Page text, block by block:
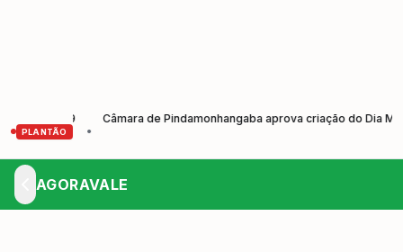
PLANTÃO
•
Câmara de Pindamonhangaba aprova criação do Dia
AGORAVALE